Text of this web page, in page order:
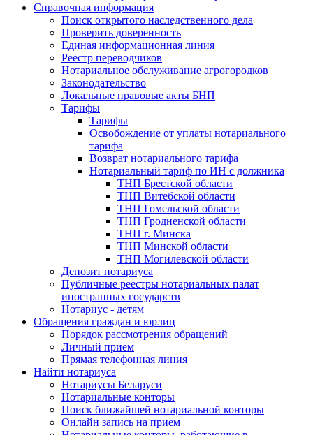
Справочная информация
Поиск открытого наследственного дела
Проверить доверенность
Единая информационная линия
Реестр переводчиков
Нотариальное обслуживание агрогородков
Законодательство
Локальные правовые акты БНП
Тарифы
Тарифы
Освобождение от уплаты нотариального
тарифа
Возврат нотариального тарифа
Нотариальный тариф по ИН с должника
ТНП Брестской области
ТНП Витебской области
ТНП Гомельской области
ТНП Гродненской области
ТНП г. Минска
ТНП Минской области
ТНП Могилевской области
Депозит нотариуса
Публичные реестры нотариальных палат
иностранных государств
Нотариус - детям
Обращения граждан и юрлиц
Порядок рассмотрения обращений
Личный прием
Прямая телефонная линия
Найти нотариуса
Нотариусы Беларуси
Нотариальные конторы
Поиск ближайшей нотариальной конторы
Онлайн запись на прием